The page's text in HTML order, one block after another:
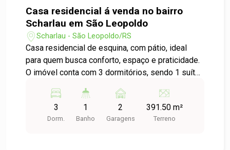
Casa residencial á venda no bairro
Scharlau em São Leopoldo
Scharlau - São Leopoldo/RS
Casa residencial de esquina, com pátio, ideal
para quem busca conforto, espaço e praticidade.
O imóvel conta com 3 dormitórios, sendo 1 suíte,
funcionalidade e aconchego para toda a família. O
pátio oferece espaço para lazer, pets, jardim ou
até mesmo futuras ampliações. Localização
3
Dorm.
1
Banho
2
Garagens
391.50 m²
Terreno